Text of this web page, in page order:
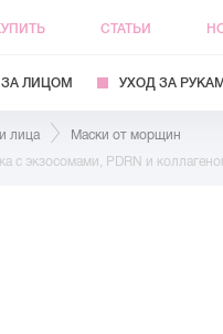
СТАТЬИ
ЛИЦОМ УХОД ЗА
лица
Маски от морщин
с экзосомами, PDRN и